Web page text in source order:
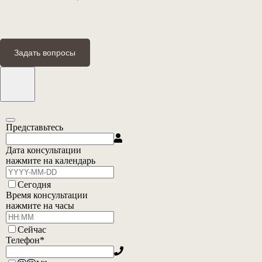
Задать вопросы
Представьтесь
Email
Address*
Дата консультации
нажмите на календарь
Сегодня
Время консультации
нажмите на часы
Сейчас
Телефон*